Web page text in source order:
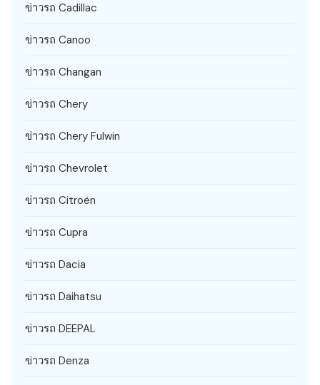
ข่าวรถ Cadillac
ข่าวรถ Canoo
ข่าวรถ Changan
ข่าวรถ Chery
ข่าวรถ Chery Fulwin
ข่าวรถ Chevrolet
ข่าวรถ Citroën
ข่าวรถ Cupra
ข่าวรถ Dacia
ข่าวรถ Daihatsu
ข่าวรถ DEEPAL
ข่าวรถ Denza